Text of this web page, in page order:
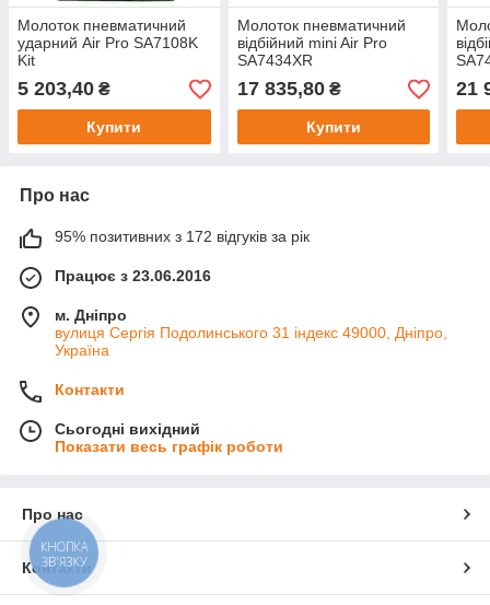
Молоток пневматичний
ударний Air Pro SA7108K
Kit
5 203,40 ₴
Купити
Молоток пневматичний
відбійний mini Air Pro
SA7434XR
17 835,80₴
Купити
21
Про нас
95% позитивних з 172 відгуків за рік
Працює з 23.06.2016
м. Дніпро
вулиця Сергія Подолинського 31 індекс 49000, Дніпро,
Україна
Контакти
Сьогодні вихідний
Показати весь графік роботи
Про нас
Контакти
КНОПКА
ЗВ'ЯЗКУ